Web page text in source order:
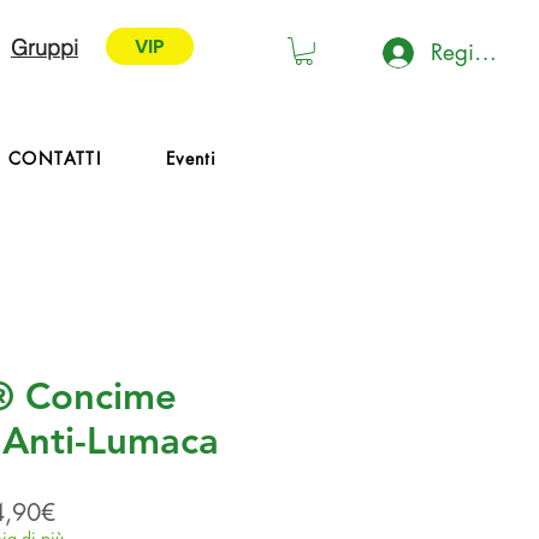
Gruppi
VIP
VIP
Registrati
CONTATTI Eventi
Concime
Lumaca
Prezzo scontato